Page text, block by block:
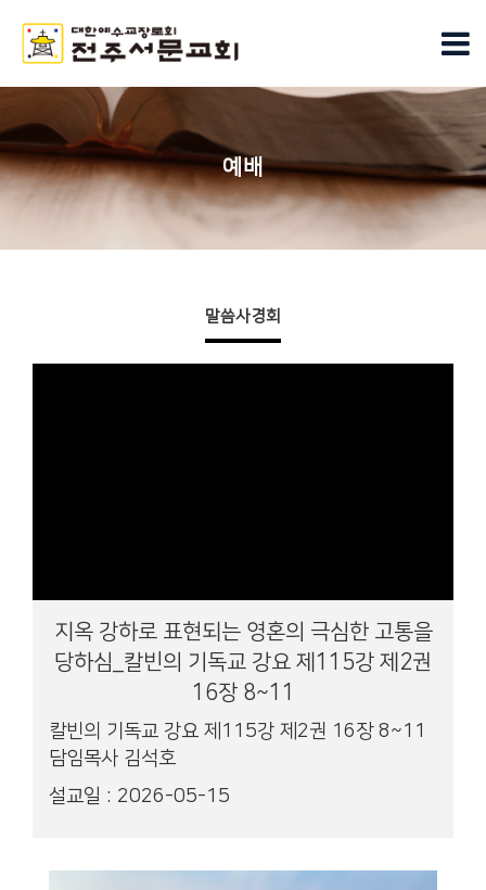
예배
말씀사경회
지옥 강하로 표현되는 영혼의 극심한 고통을
당하심_칼빈의 기독교 강요 제115강 제2권
16장 8~11
칼빈의 기독교 강요 제115강 제2권 16장 8~11
담임목사 김석호
설교일 : 2026-05-15